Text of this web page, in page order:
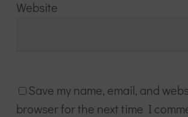
Website
Save my name, email, and
browser for the next time I